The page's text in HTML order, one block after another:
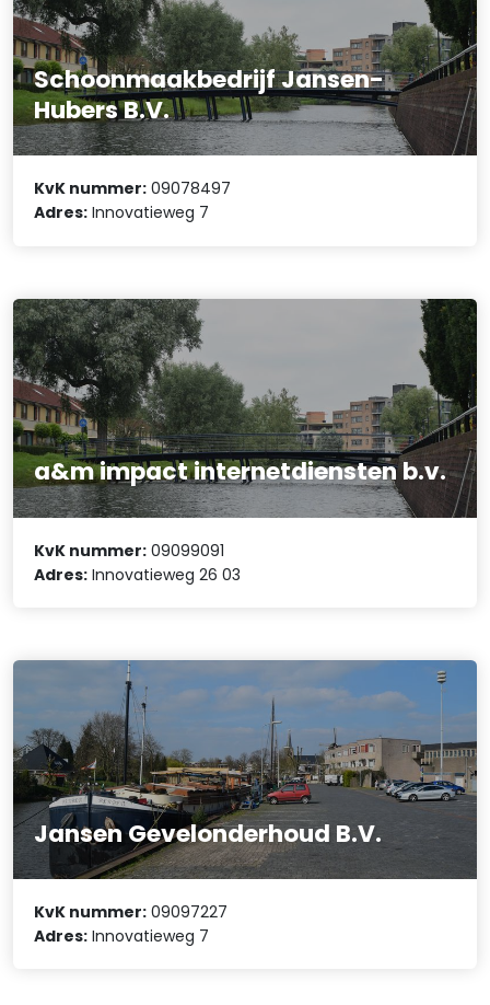
Schoonmaakbedrijf Jansen-
Hubers B.V.
KvK nummer: 09078497
Adres: Innovatieweg 7
a&m impact internetdiensten b.v.
KvK nummer: 09099091
Adres: Innovatieweg 26 03
Jansen Gevelonderhoud B.V.
KvK nummer: 09097227
Adres: Innovatieweg 7